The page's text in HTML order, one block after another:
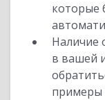
которые
Наличие
в вашей
примеры